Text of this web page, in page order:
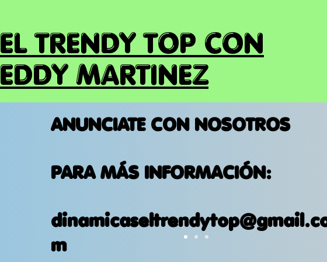
EL TRENDY TOP CON
EDDY MARTINEZ
ANUNCIATE CON NOSOTROS
PARA MÁS INFORMACIÓN:
m